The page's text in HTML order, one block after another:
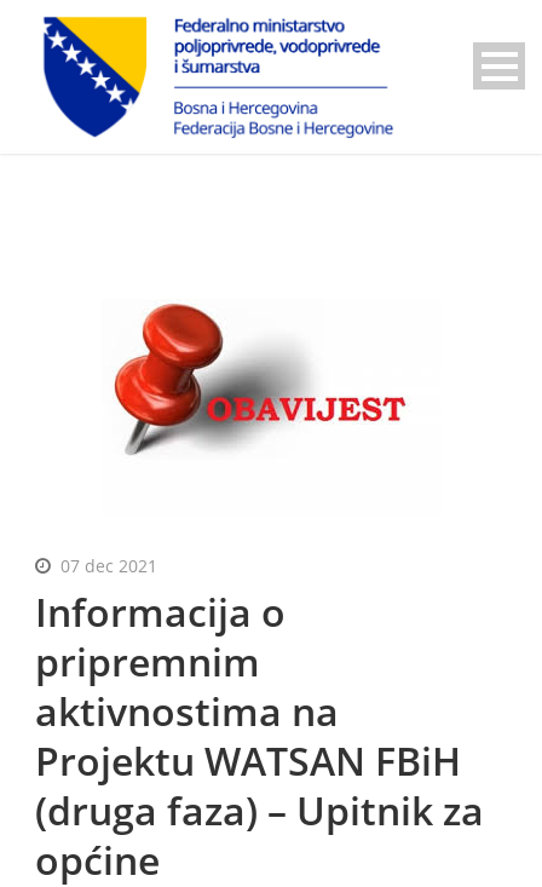
BiH
07 dec 2021
Informacija o
pripremnim
aktivnostima na
Projektu WATSAN FBiH
(druga faza) – Upitnik za
općine